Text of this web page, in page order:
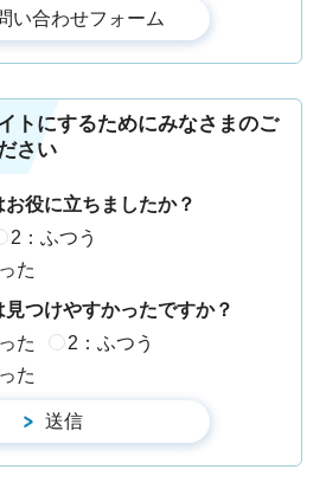
トにするためにみなさまのご
さい
役に立ちましたか？
2：ふつう
た
つけやすかったですか？
た
2：ふつう
た